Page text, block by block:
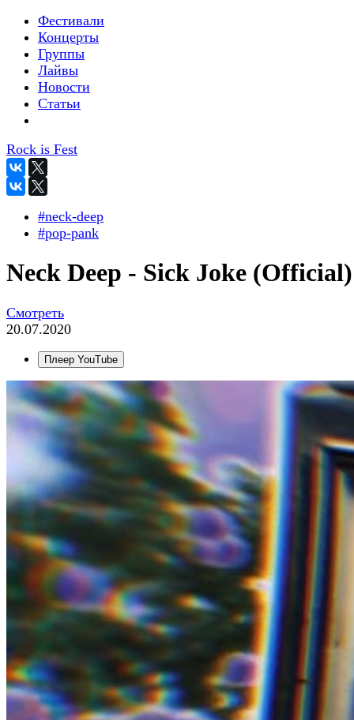
Фестивали
Концерты
Группы
Лайвы
Новости
Статьи
Rock is Fest
#neck-deep
#pop-pank
Neck Deep - Sick Joke (Official)
Смотреть
20.07.2020
Плеер YouTube